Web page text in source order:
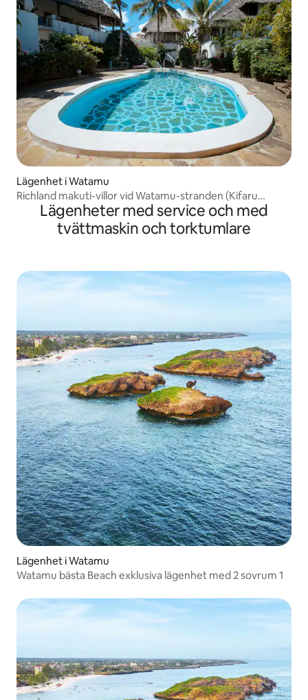
Lägenhet i Watamu
Richland makuti-villor vid Watamu-stranden (Kifaru
House)Lägenheter med service och med
tvättmaskin och torktumlare
Lägenhet i Watamu
Watamu bästa Beach exklusiva lägenhet med 2 sovrum 1